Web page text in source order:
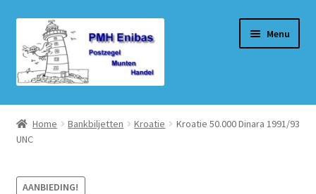
door
naar
navigatie
naar
de
inhoud
Menu
Home
Beurzen
Winkel
Home Bankbiljetten Kroatie
Kroatie 50.000 Dinara 1991/93
UNC
AANBIEDING!